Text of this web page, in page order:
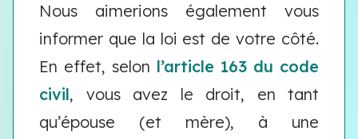
Nous aimerions également vous
informer que la loi est de votre côté.
En effet, selon l’article 163 du code
civil, vous avez le droit, en tant
qu’épouse (et mère), à une